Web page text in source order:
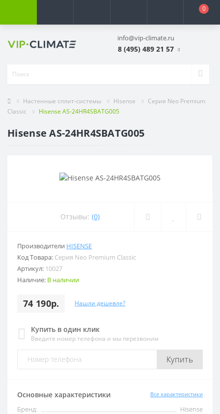
0
info@vip-climate.ru
8 (495) 489 21 57
Настенные сплит-системы Hisense
Серия Neo Premium
Classic
Hisense AS-24HR4SBATG005
Hisense AS-24HR4SBATG005
Отзывы: (0)
Производители HISENSE
Код Товара: Серия Neo Premium Classic
Артикул: 10027
Наличие: В наличии
74 190р. Нашли дешевле?
Купить в один клик
Введите номер телефона и мы перезвоним
Купить
Основные характеристики Все характеристики
Бренд:
Hisense